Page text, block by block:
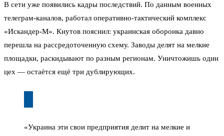
В сети уже появились кадры последствий. По данным военных
телеграм-каналов, работал оперативно-тактический комплекс
«Искандер-М». Кнутов пояснил: украинская оборонка давно
перешла на рассредоточенную схему. Заводы делят на мелкие
площадки, раскидывают по разным регионам. Уничтожишь один
цех — остаётся ещё три дублирующих.
«Украина эти свои предприятия делит на мелкие и